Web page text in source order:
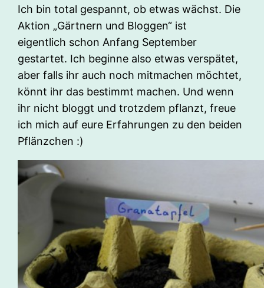
Ich bin total gespannt, ob etwas wächst. Die
Aktion „Gärtnern und Bloggen“ ist
eigentlich schon Anfang September
gestartet. Ich beginne also etwas verspätet,
aber falls ihr auch noch mitmachen möchtet,
könnt ihr das bestimmt machen. Und wenn
ihr nicht bloggt und trotzdem pflanzt, freue
ich mich auf eure Erfahrungen zu den beiden
Pflänzchen :)